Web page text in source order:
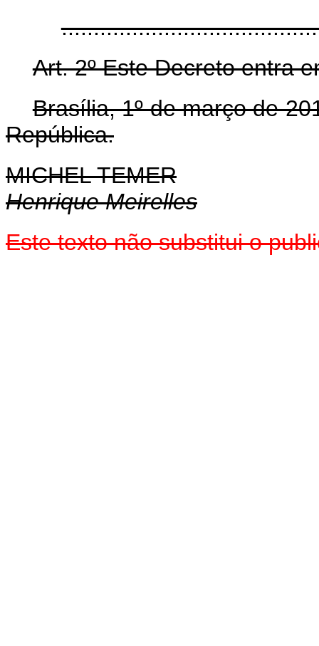
Art. 2º Este Decreto entra
Brasília, 1º de março de
República.
MICHEL TEMER
Henrique Meirelles
Este texto não substitui o